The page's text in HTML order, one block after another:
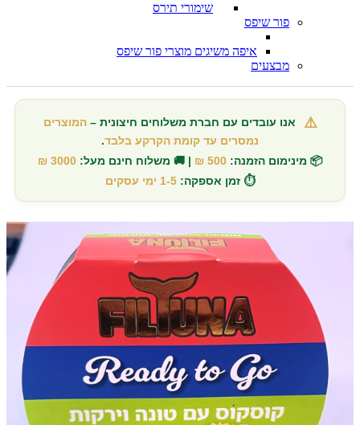
שימורי תירס
פור שיפס
איפה משיגים מוצרי פור שיפס
מבצעים
⚠️ אנו עובדים עם חברת משלוחים חיצונית –המוצרים
נמסרים עד קומת הקרקע בלבד.
📦 מינימום הזמנה: 500 ₪ | 🚚 משלוח חינם מעל: 3000 ₪
⏱️ זמן אספקה: 1-5 ימי עסקים